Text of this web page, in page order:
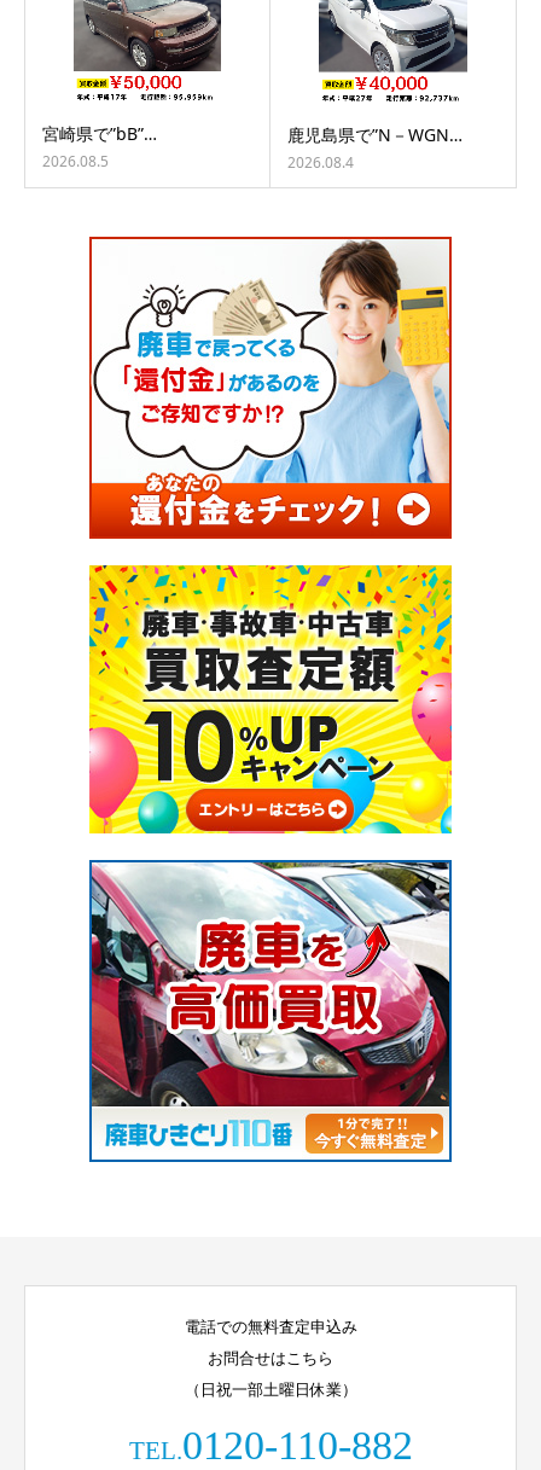
宮崎県で”bB”…
2026.08.5
鹿児島県で”N－WGN…
2026.08.4
電話での無料査定申込み
お問合せはこちら
（日祝一部土曜日休業）
TEL.0120-110-882